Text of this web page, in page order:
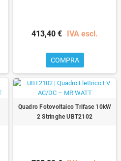
413,40 € IVA escl.
COMPRA
Quadro Fotovoltaico Trifase 10kW
2 Stringhe UBT2102